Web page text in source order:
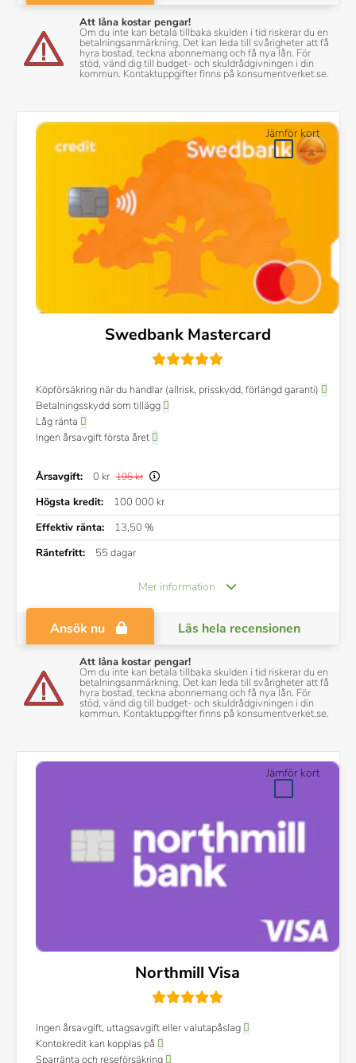
Att låna kostar pengar!
Om du inte kan betala tillbaka skulden i tid riskerar du en
betalningsanmärkning. Det kan leda till svårigheter att få
hyra bostad, teckna abonnemang och få nya lån. För
stöd, vänd dig till budget- och skuldrådgivningen i din
kommun. Kontaktuppgifter finns på konsumentverket.se.
Swedbank Mastercard
Köpförsäkring när du handlar (allrisk, prisskydd, förlängd garanti)
Betalningsskydd som tillägg
Låg ränta
Ingen årsavgift första året
Årsavgift: 0 kr 195 kr
Högsta kredit:
100 000 kr
Effektiv ränta:
13,50 %
Räntefritt:
55 dagar
Mer information
Ansök nu Läs hela recensionen
Jämför kort
Att låna kostar pengar!
Om du inte kan betala tillbaka skulden i tid riskerar du en
betalningsanmärkning. Det kan leda till svårigheter att få
hyra bostad, teckna abonnemang och få nya lån. För
stöd, vänd dig till budget- och skuldrådgivningen i din
kommun. Kontaktuppgifter finns på konsumentverket.se.
Northmill Visa
Ingen årsavgift, uttagsavgift eller valutapåslag
Kontokredit kan kopplas på
Sparränta och reseförsäkring
Jämför kort